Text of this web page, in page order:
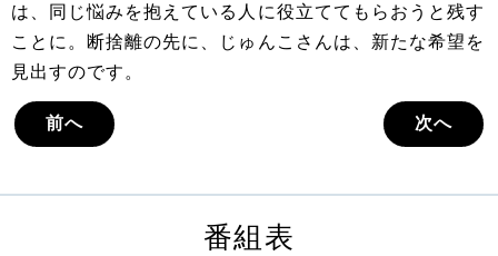
は、同じ悩みを抱えている人に役立ててもらおうと残す
ことに。断捨離の先に、じゅんこさんは、新たな希望を
見出すのです。
前へ 次へ
番組表